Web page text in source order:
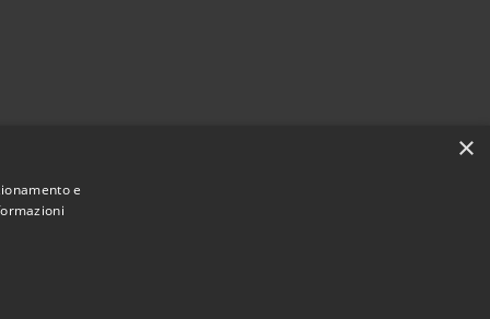
×
e